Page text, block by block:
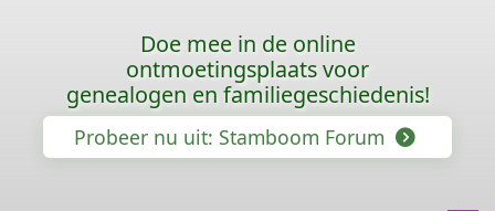
Doe mee in de online
ontmoetingsplaats voor
genealogen en familiegeschiedenis!
Probeer nu uit: Stamboom Forum